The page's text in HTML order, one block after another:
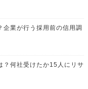
企業が行う採用前の信用調
？何社受けたか15人にリサ